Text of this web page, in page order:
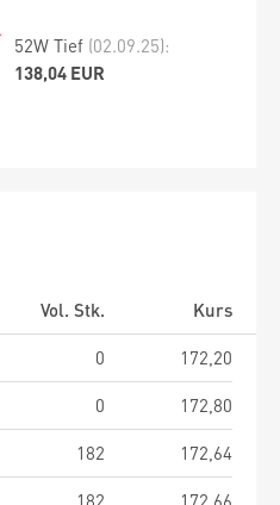
52W Tief (02.09.25):
138,04 EUR
Vol. Stk.
Kurs
0
172,20
0
172,80
182
172,64
182
172,66